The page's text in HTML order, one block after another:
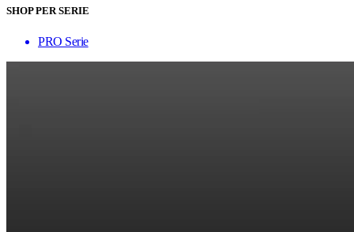
SHOP PER SERIE
PRO Serie